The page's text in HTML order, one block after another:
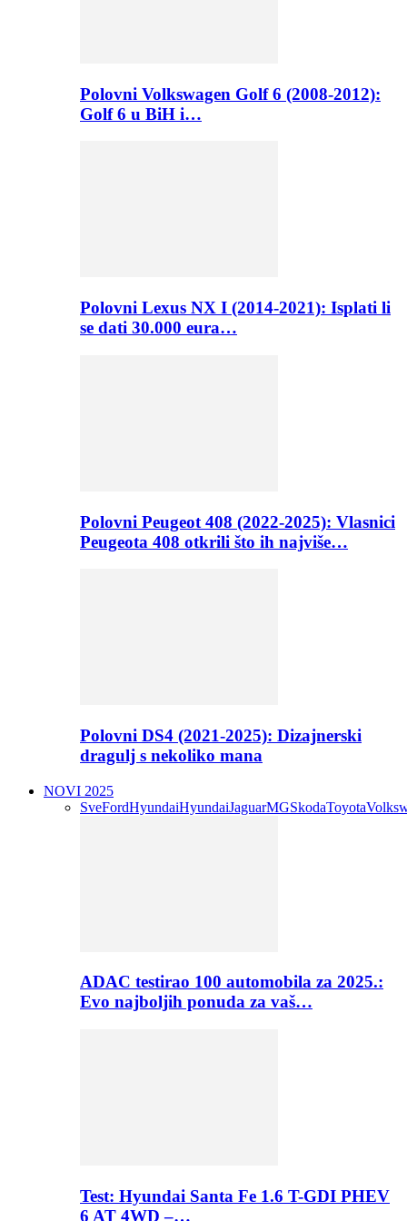
Polovni Volkswagen Golf 6 (2008-2012):
Golf 6 u BiH i…
Polovni Lexus NX I (2014-2021): Isplati li
se dati 30.000 eura…
Polovni Peugeot 408 (2022-2025): Vlasnici
Peugeota 408 otkrili što ih najviše…
Polovni DS4 (2021-2025): Dizajnerski
dragulj s nekoliko mana
NOVI 2025
SveFordHyundaiHyundaiJaguarMGSkodaToyota
ADAC testirao 100 automobila za 2025.:
Evo najboljih ponuda za vaš…
Test: Hyundai Santa Fe 1.6 T-GDI PHEV
6 AT 4WD –…